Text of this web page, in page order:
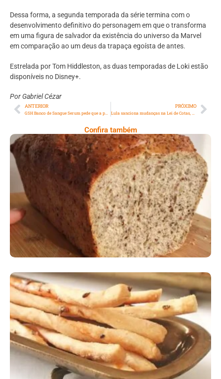
Dessa forma, a segunda temporada da série termina com o
desenvolvimento definitivo do personagem em que o transforma
em uma figura de salvador da existência do universo da Marvel
em comparação ao um deus da trapaça egoísta de antes.
Estrelada por Tom Hiddleston, as duas temporadas de Loki estão
disponíveis no Disney+.
Por Gabriel Cézar
ANTERIOR PRÓXIMO
Confira também
Comer Bem: Pão Low Carb
Comer Bem: Palitinhos De Cebola E Salsa